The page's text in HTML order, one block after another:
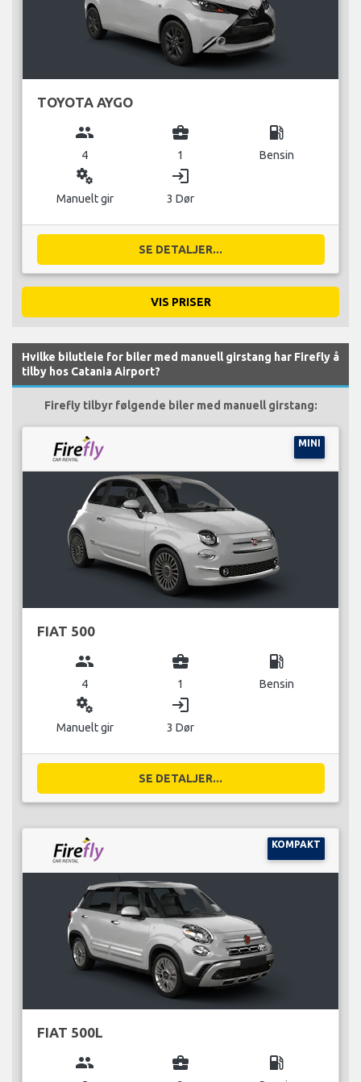
TOYOTA AYGO
group
4
business_center
1
local_gas_station
Bensin
miscellaneous_services
Manuelt gir
login
3 Dør
SE DETALJER...
VIS PRISER
Hvilke bilutleie for biler med manuell girstang har Firefly å
tilby hos Catania Airport?
Firefly tilbyr følgende biler med manuell girstang:
MINI
FIAT 500
group
4
business_center
1
local_gas_station
Bensin
miscellaneous_services
Manuelt gir
login
3 Dør
SE DETALJER...
KOMPAKT
FIAT 500L
group business_center local_gas_station